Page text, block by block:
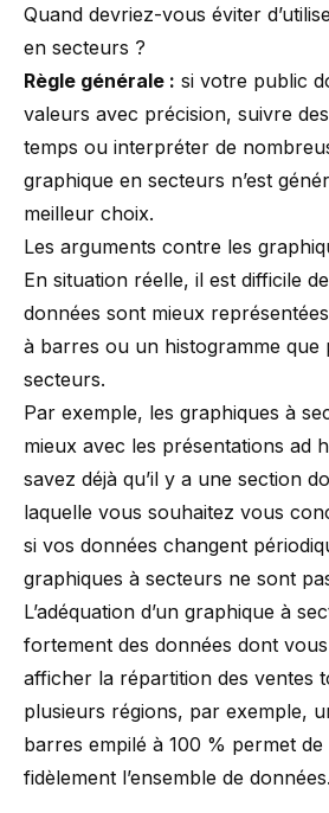
Quand devriez-vous éviter
en secteurs ?
Règle générale : si votre public
valeurs avec précision, suivre
temps ou interpréter de
graphique en secteurs n’est
meilleur choix.
Les arguments contre les
En situation réelle, il est difficile
données sont mieux
à barres ou un histogramme que
secteurs.
Par exemple, les graphiques à
mieux avec les présentations ad
savez déjà qu’il y a une section
laquelle vous souhaitez vous
si vos données changent
graphiques à secteurs ne sont
L’adéquation d’un graphique à
fortement des données dont
afficher la répartition des ventes
plusieurs régions, par exemple,
barres empilé à 100 % permet
fidèlement l’ensemble de données.